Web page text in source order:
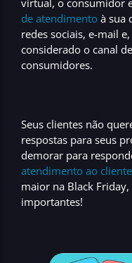
virtual, o consumidor
de atendimento à sua
redes sociais, e-mail
considerado o canal
consumidores.
Seus clientes não
respostas para seus
demorar para
atendimento ao cliente
maior na Black Friday
importantes!